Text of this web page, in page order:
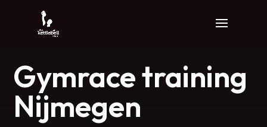
Gymrace training
Nijmegen